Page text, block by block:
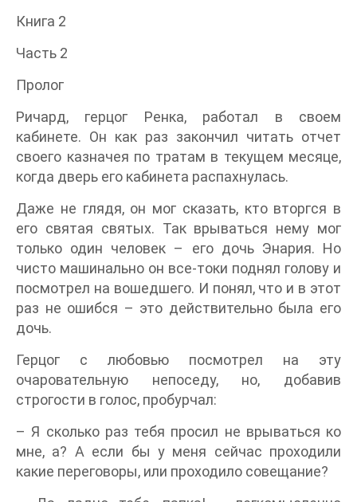
Книга 2
Часть 2
Пролог
Ричард, герцог Ренка, работал в своем
кабинете. Он как раз закончил читать отчет
своего казначея по тратам в текущем месяце,
когда дверь его кабинета распахнулась.
Даже не глядя, он мог сказать, кто вторгся в
его святая святых. Так врываться нему мог
только один человек – его дочь Энария. Но
чисто машинально он все-токи поднял голову и
посмотрел на вошедшего. И понял, что и в этот
раз не ошибся – это действительно была его
дочь.
Герцог с любовью посмотрел на эту
очаровательную непоседу, но, добавив
строгости в голос, пробурчал:
– Я сколько раз тебя просил не врываться ко
мне, а? А если бы у меня сейчас проходили
какие переговоры, или проходило совещание?